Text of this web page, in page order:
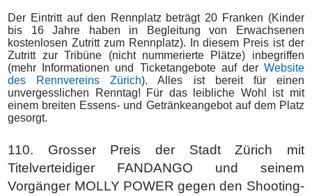
Der Eintritt auf den Rennplatz beträgt 20 Franken (Kinder
bis 16 Jahre haben in Begleitung von Erwachsenen
kostenlosen Zutritt zum Rennplatz). In diesem Preis ist der
Zutritt zur Tribüne (nicht nummerierte Plätze) inbegriffen
(mehr Informationen und Ticketangebote auf der Website
des Rennvereins Zürich). Alles ist bereit für einen
unvergesslichen Renntag! Für das leibliche Wohl ist mit
einem breiten Essens- und Getränkeangebot auf dem Platz
gesorgt.
110. Grosser Preis der Stadt Zürich mit
Titelverteidiger FANDANGO und seinem
Vorgänger MOLLY POWER gegen den Shooting-